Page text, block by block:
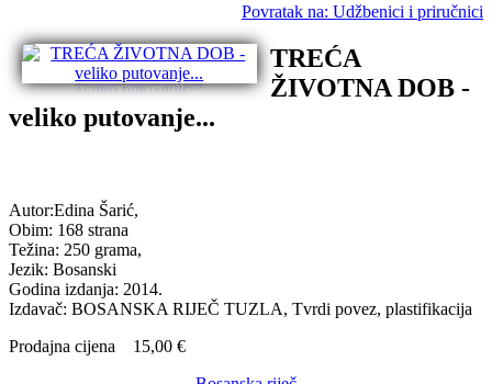
Povratak na: Udžbenici i priručnici
TREĆA
ŽIVOTNA DOB -
veliko putovanje...
Autor:Edina Šarić,
Obim: 168 strana
Težina: 250 grama,
Jezik: Bosanski
Godina izdanja: 2014.
Izdavač: BOSANSKA RIJEČ TUZLA, Tvrdi povez, plastifikacija
Prodajna cijena
15,00 €